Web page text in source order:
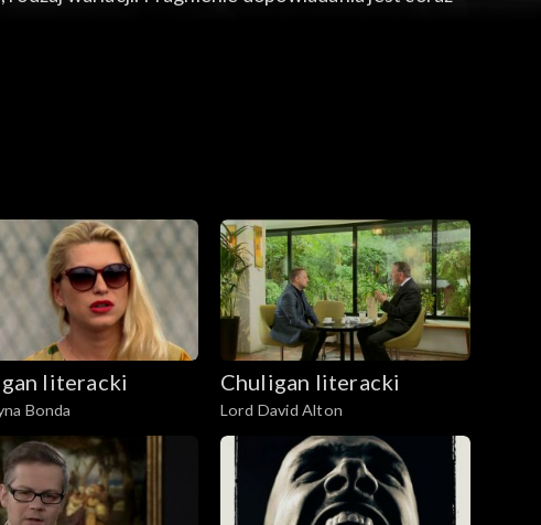
literacki
Bonda
Chuligan literacki
Lord David Alton